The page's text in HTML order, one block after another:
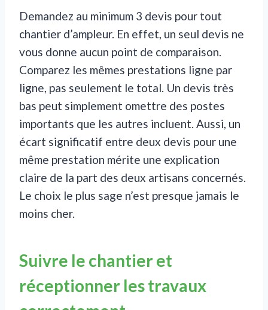
Demandez au minimum 3 devis pour tout
chantier d’ampleur. En effet, un seul devis ne
vous donne aucun point de comparaison.
Comparez les mêmes prestations ligne par
ligne, pas seulement le total. Un devis très
bas peut simplement omettre des postes
importants que les autres incluent. Aussi, un
écart significatif entre deux devis pour une
même prestation mérite une explication
claire de la part des deux artisans concernés.
Le choix le plus sage n’est presque jamais le
moins cher.
Suivre le chantier et
réceptionner les travaux